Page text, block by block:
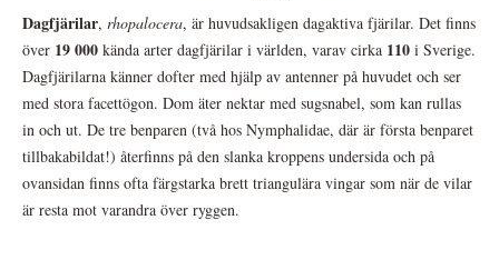
Dagfjärilar, rhopalocera, är huvudsakligen dagaktiva fjärilar. Det finns
över 19 000 kända arter dagfjärilar i världen, varav cirka 110 i Sverige.
Dagfjärilarna känner dofter med hjälp av antenner på huvudet och ser
med stora facettögon. Dom äter nektar med sugsnabel, som kan rullas
in och ut. De tre benparen (två hos Nymphalidae, där är första benparet
tillbakabildat!) återfinns på den slanka kroppens undersida och på
ovansidan finns ofta färgstarka brett triangulära vingar som när de vilar
är resta mot varandra över ryggen.